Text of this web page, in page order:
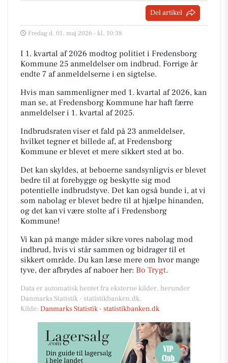
Del artikel
Fredag d. 01. maj 2026 - kl. 10:38
I 1. kvartal af 2026 modtog politiet i Fredensborg
Kommune 25 anmeldelser om indbrud. Forrige år
endte 7 af anmeldelserne i en sigtelse.
Hvis man sammenligner med 1. kvartal af 2026, kan
man se, at Fredensborg Kommune har haft færre
anmeldelser i 1. kvartal af 2025.
Indbrudsraten viser et fald på 23 anmeldelser,
hvilket tegner et billede af, at Fredensborg
Kommune er blevet et mere sikkert sted at bo.
Det kan skyldes, at beboerne sandsynligvis er blevet
bedre til at forebygge og beskytte sig mod
potentielle indbrudstyve. Det kan også bunde i, at vi
som nabolag er blevet bedre til at hjælpe hinanden,
og det kan vi være stolte af i Fredensborg
Kommune!
Vi kan på mange måder sikre vores nabolag mod
indbrud, hvis vi står sammen og bidrager til et
sikkert område. Du kan læse mere om hvor mange
tyve, der afbrydes af naboer her: Bo Trygt.
Data er automatisk hentet fra eksterne kilder, herunder
Danmarks Statistik - statistikbanken.dk.
Kilde: Danmarks Statistik - statistikbanken.dk